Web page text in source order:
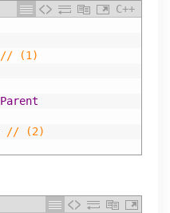
C++
// (1)
Parent
// (2)